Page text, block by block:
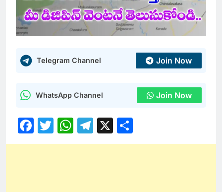
Telegram Channel Join Now
WhatsApp Channel Join Now
Facebook
Twitter
WhatsApp
Telegram
X